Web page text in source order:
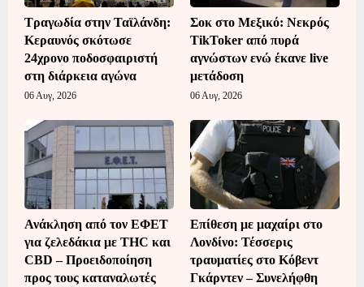
Τραγωδία στην Ταϊλάνδη:
Κεραυνός σκότωσε
24χρονο ποδοσφαιριστή
στη διάρκεια αγώνα
06 Αυγ, 2026
Σοκ στο Μεξικό: Νεκρός
TikToker από πυρά
αγνώστων ενώ έκανε live
μετάδοση
06 Αυγ, 2026
Ανάκληση από τον ΕΦΕΤ
για ζελεδάκια με THC και
CBD – Προειδοποίηση
προς τους καταναλωτές
Επίθεση με μαχαίρι στο
Λονδίνο: Τέσσερις
τραυματίες στο Κόβεντ
Γκάρντεν – Συνελήφθη